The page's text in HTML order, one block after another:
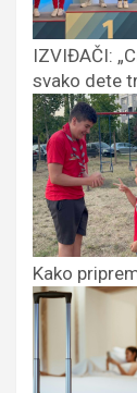
IZVIĐAČI:
svako dete
Kako